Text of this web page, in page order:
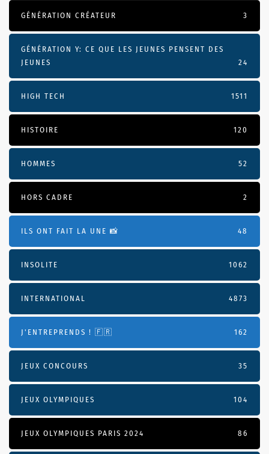
GÉNÉRATION CRÉATEUR 3
GÉNÉRATION Y: CE QUE LES JEUNES PENSENT DES
JEUNES
24
HIGH TECH 1511
HISTOIRE 120
HOMMES 52
HORS CADRE 2
ILS ONT FAIT LA UNE 📸 48
INSOLITE 1062
INTERNATIONAL 4873
J'ENTREPRENDS ! 🇫🇷 162
JEUX CONCOURS 35
JEUX OLYMPIQUES 104
JEUX OLYMPIQUES PARIS 2024 86